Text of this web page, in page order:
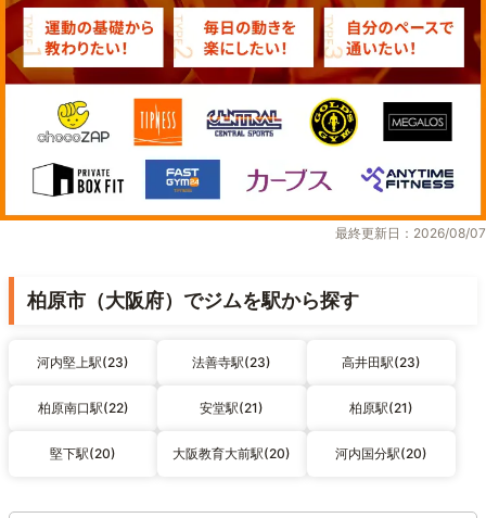
最終更新日：2026/08/07
柏原市（大阪府）でジムを駅から探す
河内堅上駅(23) 法善寺駅(23) 高井田駅(23)
柏原南口駅(22) 安堂駅(21) 柏原駅(21)
堅下駅(20) 大阪教育大前駅(20) 河内国分駅(20)